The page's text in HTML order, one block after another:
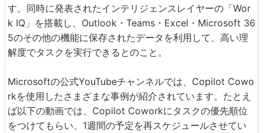
す。同時に発表されたインテリジェンスレイヤーの「Wor
k IQ」を搭載し、Outlook・Teams・Excel・Microsoft 36
5のその他の機能に保存されたデータを利用して、高い理
解度でタスクを実行できるとのこと。
Microsoftの公式YouTubeチャンネルでは、Copilot Cowo
rkを使用したさまざまな事例が紹介されています。たとえ
ば以下の動画では、Copilot Coworkにタスクの優先順位
をつけてもらい、1週間の予定を再スケジュールさせてい